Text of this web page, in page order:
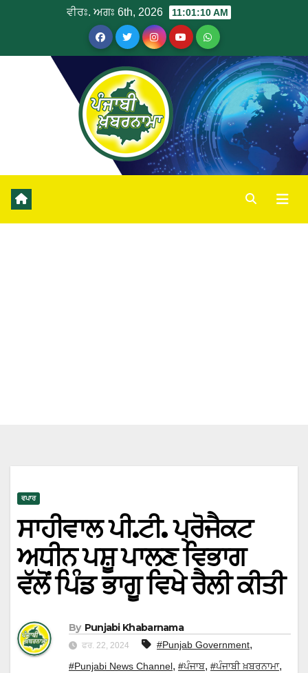
ਵੀਰਃ. ਅਗਃ 6th, 2026 11:01:10 AM
ਵਪਾਰ
ਸਾਹੀਵਾਲ ਪੀ.ਟੀ. ਪ੍ਰੋਜੈਕਟ
ਅਧੀਨ ਪਸ਼ੂ ਪਾਲਣ ਵਿਭਾਗ
ਵੱਲੋਂ ਪਿੰਡ ਭਾਗੂ ਵਿਖੇ ਰੈਲੀ ਕੀਤੀ
By Punjabi Khabarnama
ਫਰ. 22, 2024 #Punjab Government,
#Punjabi News Channel, #ਪੰਜਾਬ, #ਪੰਜਾਬੀ ਖ਼ਬਰਨਾਮਾ,